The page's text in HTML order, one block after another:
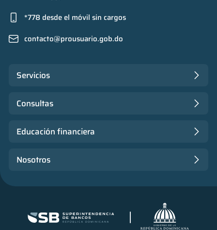
*778 desde el móvil sin cargos
contacto@prousuario.gob.do
Servicios
Consultas
Educación financiera
Nosotros